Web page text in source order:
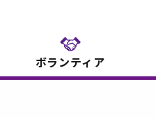
ボランティア